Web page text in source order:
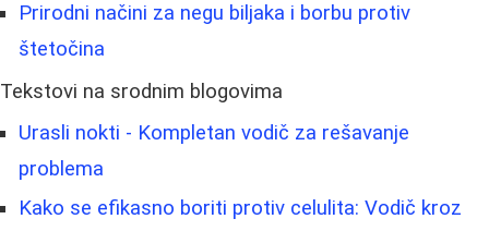
Prirodni načini za negu biljaka i borbu protiv
štetočina
Tekstovi na srodnim blogovima
Urasli nokti - Kompletan vodič za rešavanje
problema
Kako se efikasno boriti protiv celulita: Vodič kroz